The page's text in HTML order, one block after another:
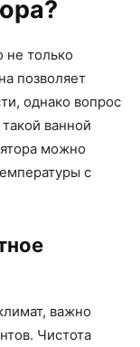
не только
позволяет
однако вопрос
ванной
можно
с
важно
Чистота